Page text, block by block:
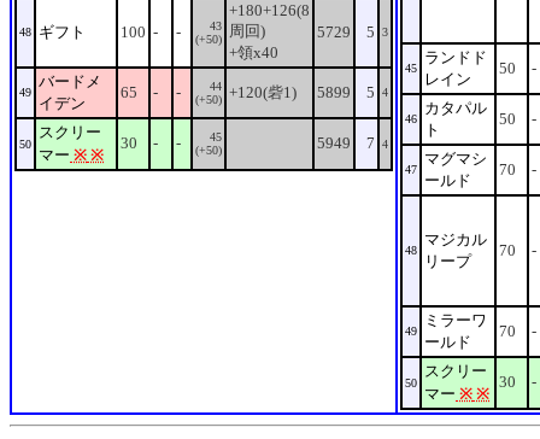
48 ギフト 100 - -
43
(+50)
+180+126(8
周回)
+領x40
5729 5 3
49
バードメ
イデン
65 - -
44
(+50) +120(砦1) 5899 5 4
50
スクリー
マー ※ ※
30 - -
45
(+50)
5949 7 4
45
ランドド
レイン
50 -
46
カタパル
ト
50 -
47
マグマシ
ールド
70 -
48
マジカル
リープ
70 -
49
ミラーワ
ールド
70 -
50
スクリー
マー ※ ※
30 -